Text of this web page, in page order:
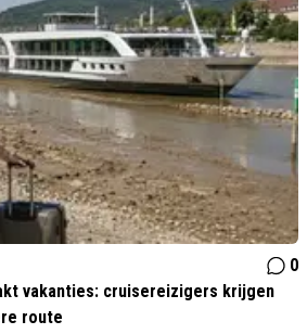
0
vakanties: cruisereizigers krijgen
route